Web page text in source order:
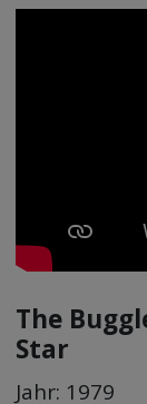
The
Star
Jahr: 1979